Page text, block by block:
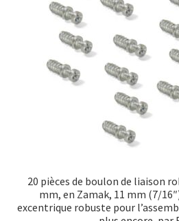
Transport maritime
20 pièces de boulon de liaison
mm, en Zamak, 11 mm (7/
excentrique robuste pour